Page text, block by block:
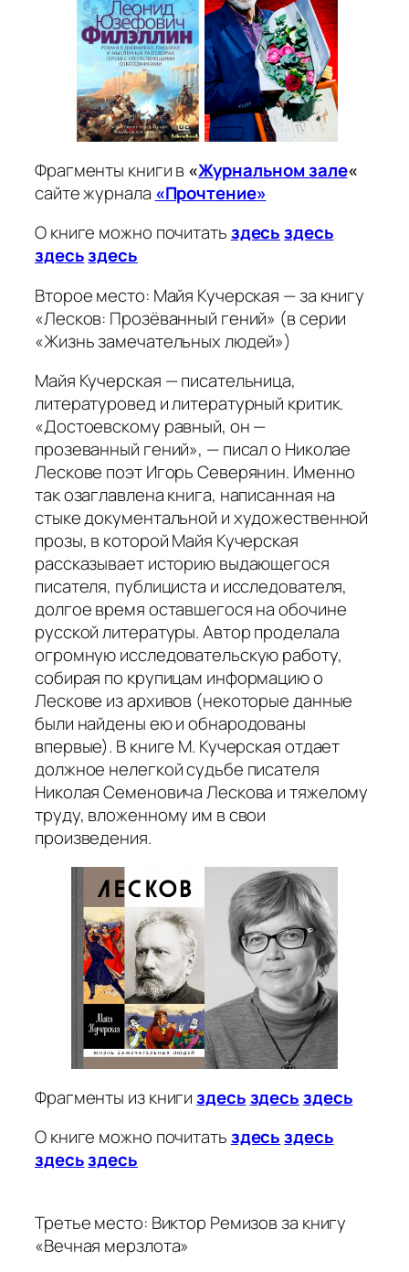
Фрагменты книги в«Журнальном зале«
сайте журнала «Прочтение»
О книге можно почитатьздесьздесь
здесьздесь
Второе место: Майя Кучерская — за книгу
«Лесков: Прозёванный гений» (в серии
«Жизнь замечательных людей»)
Майя Кучерская — писательница,
литературовед и литературный критик.
«Достоевскому равный, он —
прозеванный гений», — писал о Николае
Лескове поэт Игорь Северянин. Именно
так озаглавлена книга, написанная на
стыке документальной и художественной
прозы, в которой Майя Кучерская
рассказывает историю выдающегося
писателя, публициста и исследователя,
долгое время оставшегося на обочине
русской литературы. Автор проделала
огромную исследовательскую работу,
собирая по крупицам информацию о
Лескове из архивов (некоторые данные
были найдены ею и обнародованы
впервые). В книге М. Кучерская отдает
должное нелегкой судьбе писателя
Николая Семеновича Лескова и тяжелому
труду, вложенному им в свои
произведения.
Фрагменты из книгиздесьздесьздесь
О книге можно почитатьздесьздесь
здесьздесь
Третье место: Виктор Ремизов за книгу
«Вечная мерзлота»